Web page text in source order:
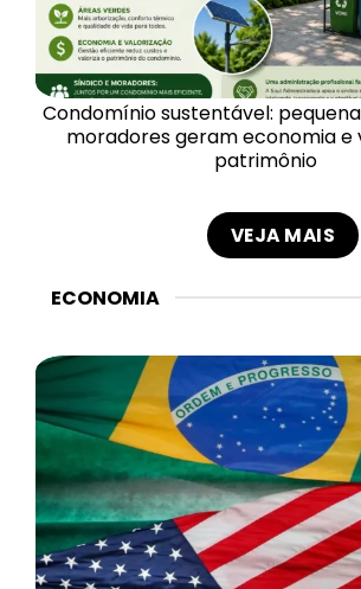
Condomínio sustentável:
moradores geram economia e
patrimônio
VEJA MAIS
ECONOMIA